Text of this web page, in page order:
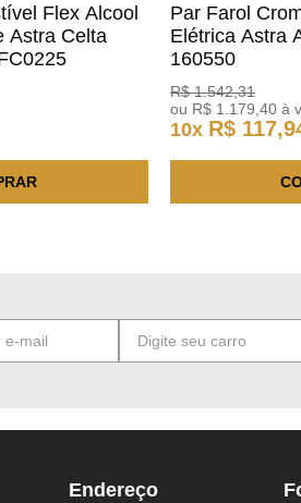
Flex Alcool
Astra Celta
Par Farol
Elétrica Astra
160550
R$ 1.542,31
ou R$ 1 179 ,40 à
10x R$ 117,
Endereço